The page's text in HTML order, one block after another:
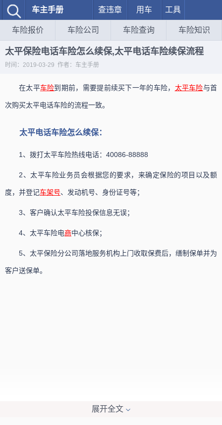
车主手册 查违章 用车 工具
车险报价 车险公司 车险查询 车险知识
太平保险电话车险怎么续保,太平电话车险续保流程
时间：2019-03-29 作者：车主手册
在太平车险到期前，需要提前续买下一年的车险， 太平车险与首
次购买太平电话车险的流程一致。
太平电话车险怎么续保：
1、拨打太平车险热线电话：40086-88888
2、太平车险业务员会根据您的要求，来确定保险的项目以及额
度，并登记车架号、发动机号、身份证号等；
3、客户确认太平车险投保信息无误；
4、太平车险电商中心核保；
5、太平保险分公司落地服务机构上门收取保费后，缮制保单并为
客户送保单。
展开全文